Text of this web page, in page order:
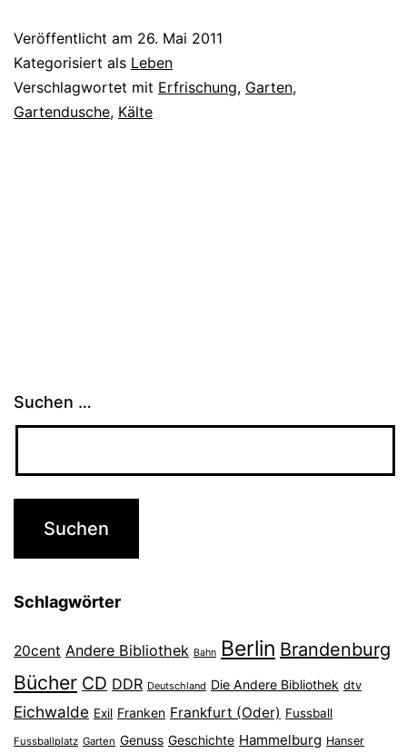
Veröffentlicht am 26. Mai 2011
Kategorisiert als Leben
Verschlagwortet mit Erfrischung, Garten,
Gartendusche, Kälte
Suchen …
Schlagwörter
20cent Andere Bibliothek Bahn Berlin Brandenburg
Bücher CD DDR Deutschland Die Andere Bibliothek dtv
Eichwalde Exil Franken Frankfurt (Oder) Fussball
Fussballplatz Garten Genuss Geschichte Hammelburg Hanser